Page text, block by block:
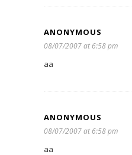
ANONYMOUS
08/07/2007 at 6:58 pm
aa
ANONYMOUS
08/07/2007 at 6:58 pm
aa